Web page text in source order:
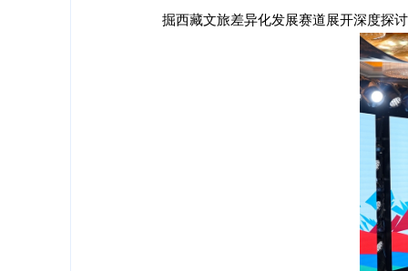
掘西藏文旅差异化发展赛道展开深度探